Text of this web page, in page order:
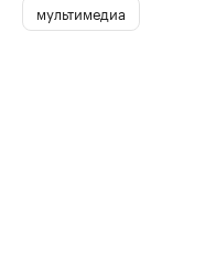
мультимедиа